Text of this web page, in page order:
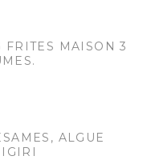
FRITES MAISON 3
ALGUE